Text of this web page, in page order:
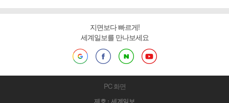
지면보다 빠르게!
세계일보를 만나보세요
PC 화면
제호 : 세계일보